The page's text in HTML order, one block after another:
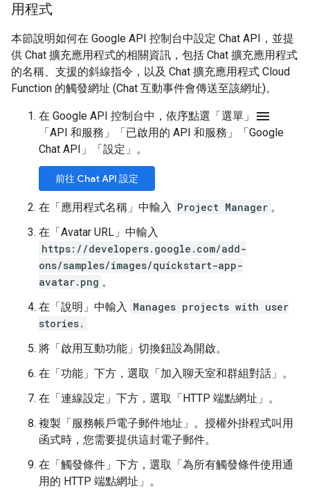
用程式
本節說明如何在 Google API 控制台中設定 Chat API，並提
供 Chat 擴充應用程式的相關資訊，包括 Chat 擴充應用程式
的名稱、支援的斜線指令，以及 Chat 擴充應用程式 Cloud
Function 的觸發網址 (Chat 互動事件會傳送至該網址)。
在 Google API 控制台中，依序點選「選單」 menu
「API 和服務」 「已啟用的 API 和服務」
「Google
Chat API」
「設定」 。
前往 Chat API 設定
在「應用程式名稱」 中輸入 Project Manager 。
在「Avatar URL」 中輸入
https://developers.google.com/add-
ons/samples/images/quickstart-app-
avatar.png 。
在「說明」 中輸入 Manages projects with user
stories.
將「啟用互動功能」 切換鈕設為開啟。
在「功能」 下方，選取「加入聊天室和群組對話」 。
在「連線設定」 下方，選取「HTTP 端點網址」 。
複製「服務帳戶電子郵件地址」 。授權外掛程式叫用
函式時，您需要提供這封電子郵件。
在「觸發條件」 下方，選取「為所有觸發條件使用通
用的 HTTP 端點網址」 。